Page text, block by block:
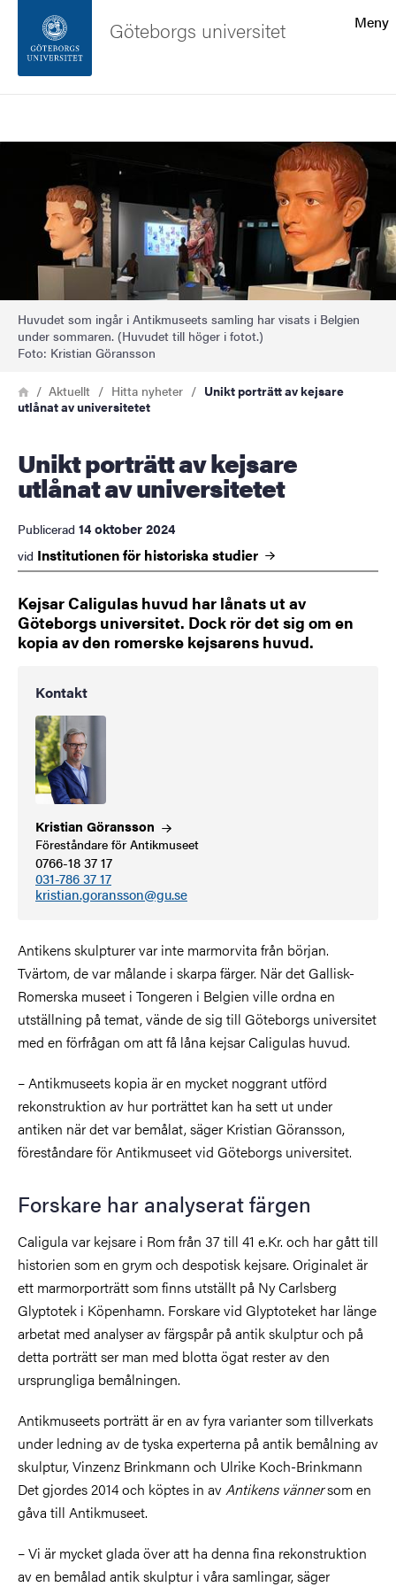
Sidfoten
Om webbplatsen
Meny
Göteborgs universitet
Bild
Huvudet som ingår i Antikmuseets samling har visats i Belgien
under sommaren. (Huvudet till höger i fotot.)
Foto: Kristian Göransson
Länkstig
HemAktuellt Hitta nyheter
Unikt porträtt av kejsare
utlånat av universitetet
Unikt porträtt av kejsare
utlånat av universitetet
Publicerad 14 oktober 2024
vid Institutionen för historiska studier
Kejsar Caligulas huvud har lånats ut av
Göteborgs universitet. Dock rör det sig om en
kopia av den romerske kejsarens huvud.
Kontakt
Kristian Göransson
Föreståndare för Antikmuseet
0766-18 37 17
031-786 37 17
kristian.goransson@gu.se
Antikens skulpturer var inte marmorvita från början.
Tvärtom, de var målande i skarpa färger. När det Gallisk-
Romerska museet i Tongeren i Belgien ville ordna en
utställning på temat, vände de sig till Göteborgs universitet
med en förfrågan om att få låna kejsar Caligulas huvud.
–Antikmuseets kopia är en mycket noggrant utförd
rekonstruktion av hur porträttet kan ha sett ut under
antiken när det var bemålat, säger Kristian Göransson,
föreståndare för Antikmuseet vid Göteborgs universitet.
Forskare har analyserat färgen
Caligula var kejsare i Rom från 37 till 41 e.Kr. och har gått till
historien som en grym och despotisk kejsare. Originalet är
ett marmorporträtt som finns utställt på Ny Carlsberg
Glyptotek i Köpenhamn. Forskare vid Glyptoteket har länge
arbetat med analyser av färgspår på antik skulptur och på
detta porträtt ser man med blotta ögat rester av den
ursprungliga bemålningen.
Antikmuseets porträtt är en av fyra varianter som tillverkats
under ledning av de tyska experterna på antik bemålning av
skulptur, Vinzenz Brinkmann och Ulrike Koch-Brinkmann
Det gjordes 2014 och köptes in avAntikens vännersom en
gåva till Antikmuseet.
–Vi är mycket glada över att ha denna fina rekonstruktion
av en bemålad antik skulptur i våra samlingar, säger